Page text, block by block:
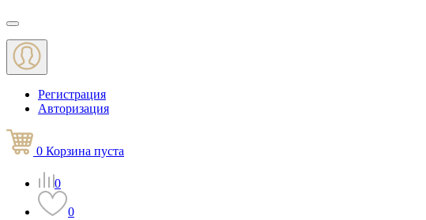
Меню
Регистрация
Авторизация
0 Корзина пуста
0
0